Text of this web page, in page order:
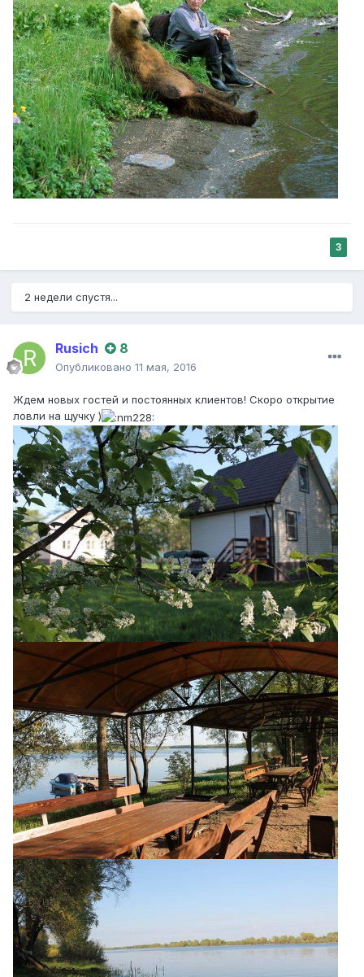
3
2 недели спустя...
Rusich 8
Опубликовано 11 мая, 2016
Ждем новых гостей и постоянных клиентов! Скоро открытие
ловли на щучку )